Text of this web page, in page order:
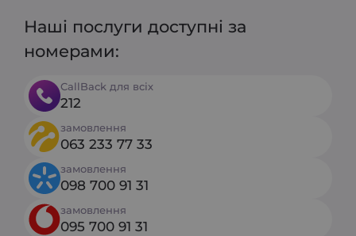
Наші послуги доступні за
номерами:
CallBack для всіх
212
замовлення
063 233 77 33
замовлення
098 700 91 31
замовлення
095 700 91 31